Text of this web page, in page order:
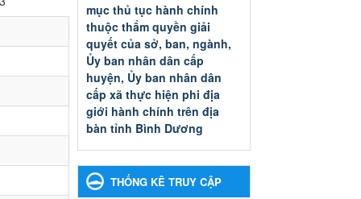
mục thủ tục hành chính
thuộc thẩm quyền giải
quyết của sở, ban, ngành,
Ủy ban nhân dân cấp
huyện, Ủy ban nhân dân
cấp xã thực hiện phi địa
giới hành chính trên địa
bàn tỉnh Bình Dương
thẩm quyền giải quyết của sở,
ban, ngành, Ủy ban nhân dân
THỐNG KÊ TRUY CẬP